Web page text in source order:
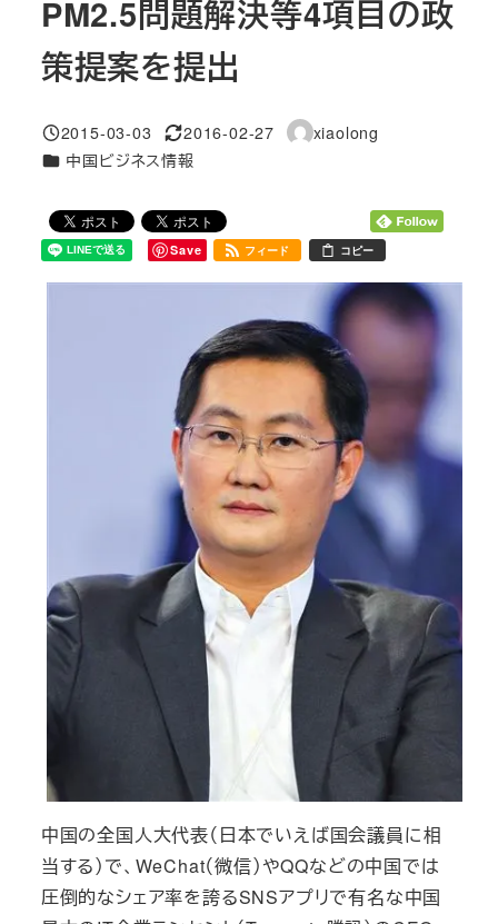
PM2.5問題解決等4項目の政
策提案を提出
投稿日
2015-03-03
更新日
2016-02-27
著
xiaolong
カテゴリー
中国ビジネス情報
Save フィード コピー
中国の全国人大代表（日本でいえば国会議員に相
当する）で、WeChat（微信）やQQなどの中国では
圧倒的なシェア率を誇るSNSアプリで有名な中国